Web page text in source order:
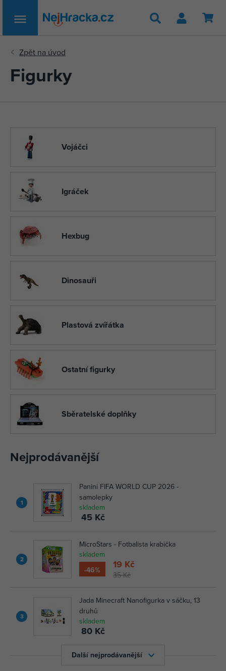
Hledat
Figurky
Vojáčci
Igráček
Hexbug
Dinosauři
Plastová zvířátka
Ostatní figurky
Sběratelské doplňky
Nejprodávanější
1
Panini FIFA WORLD CUP 2026 -
samolepky
skladem
45 Kč
2
MicroStars - Fotbalista krabička
skladem
-46%
35 Kč
19 Kč
3
Jada Minecraft Nanofigurka v sáčku, 13
druhů
skladem
80 Kč
Další nejprodávanější